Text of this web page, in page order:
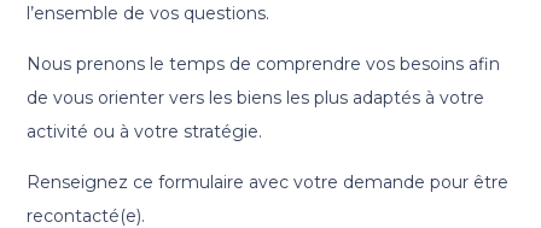
l’ensemble de vos questions.
Nous prenons le temps de comprendre vos besoins afin
de vous orienter vers les biens les plus adaptés à votre
activité ou à votre stratégie.
Renseignez ce formulaire avec votre demande pour être
recontacté(e).